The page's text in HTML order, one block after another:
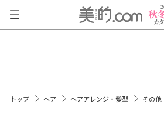
トップ ヘア ヘアアレンジ・髪型 その他